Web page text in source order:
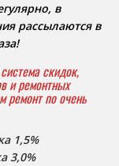
в
рассылаются в
скидок,
и ремонтных
ремонт по очень
1,5%
3,0%